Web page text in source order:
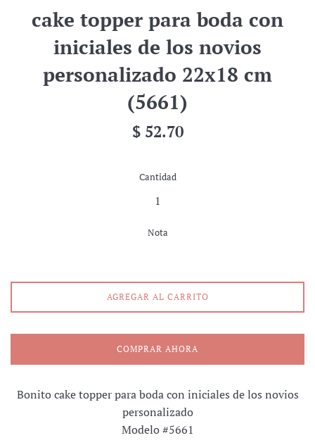
cake topper para boda con
iniciales de los novios
personalizado 22x18 cm
(5661)
Precio
$ 52.70
Cantidad
Nota
AGREGAR AL CARRITO
COMPRAR AHORA
Bonito cake topper para boda con iniciales de los novios
personalizado
Modelo #5661